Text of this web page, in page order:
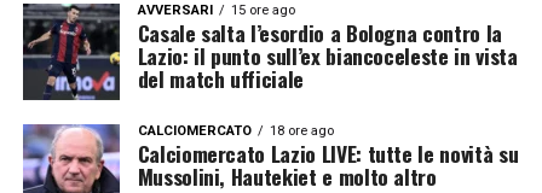
AVVERSARI 15 ore ago
Casale salta l’esordio a Bologna contro la
Lazio: il punto sull’ex biancoceleste in vista
del match ufficiale
CALCIOMERCATO 18 ore ago
Calciomercato Lazio LIVE: tutte le novità su
Mussolini, Hautekiet e molto altro